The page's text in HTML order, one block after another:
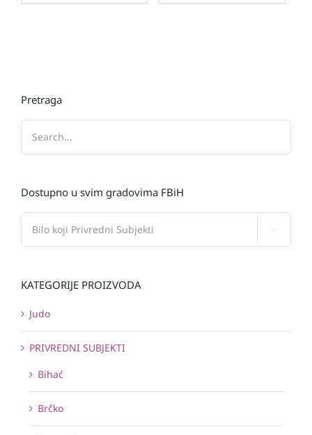
Pretraga
Dostupno u svim gradovima FBiH
KATEGORIJE PROIZVODA
Judo
PRIVREDNI SUBJEKTI
Bihać
Brčko